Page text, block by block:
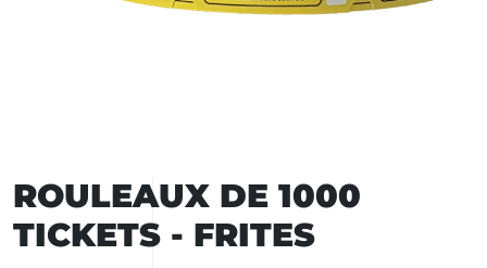
ROULEAUX DE 1000
TICKETS - FRITES